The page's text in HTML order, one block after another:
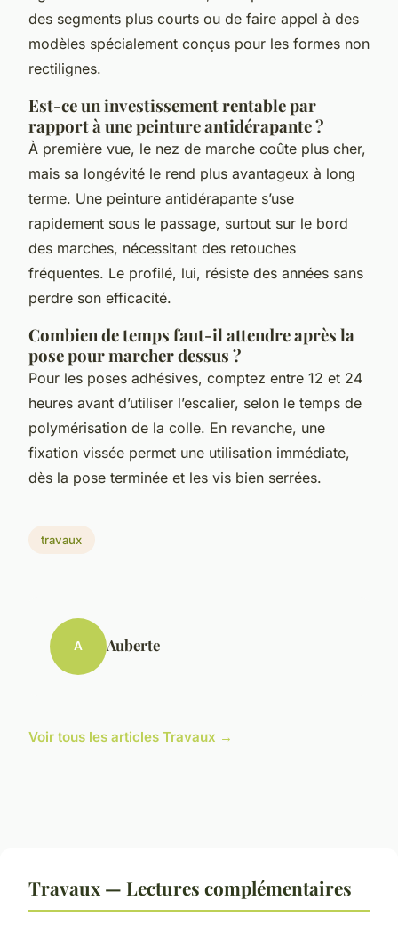
des segments plus courts ou de faire appel à des
modèles spécialement conçus pour les formes non
rectilignes.
Est-ce un investissement rentable par
rapport à une peinture antidérapante ?
À première vue, le nez de marche coûte plus cher,
mais sa longévité le rend plus avantageux à long
terme. Une peinture antidérapante s’use
rapidement sous le passage, surtout sur le bord
des marches, nécessitant des retouches
fréquentes. Le profilé, lui, résiste des années sans
perdre son efficacité.
Combien de temps faut-il attendre après la
pose pour marcher dessus ?
Pour les poses adhésives, comptez entre 12 et 24
heures avant d’utiliser l’escalier, selon le temps de
polymérisation de la colle. En revanche, une
fixation vissée permet une utilisation immédiate,
dès la pose terminée et les vis bien serrées.
travaux
A Auberte
Voir tous les articles Travaux →
Travaux — Lectures complémentaires